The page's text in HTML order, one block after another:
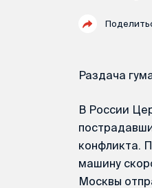
Раздача
В России
конфликта.
машину
Москвы